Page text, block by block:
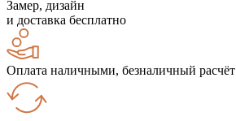
Замер, дизайн
и доставка бесплатно
Оплата наличными, безналичный расчёт